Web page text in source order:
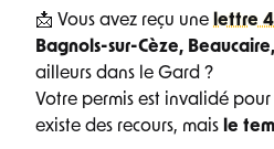
📩 Vous avez reçu une lettre
Bagnols-sur-Cèze,
ailleurs dans le Gard ?
Votre permis est invalidé pour
existe des recours, mais le